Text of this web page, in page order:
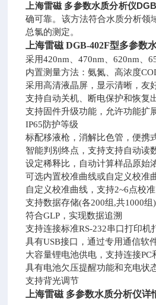
上海雷磁 多参数水质分析仪
确可靠。该方法符合水质分析领
总氯的测定。
上海雷磁DGB-402F型多参数
采用420nm、470nm、620nm、
内置测量方法：氨氮、高浓度
采用高清液晶屏，显示清晰，友
支持自动关机、断电保护和恢复
支持固件升级功能，允许功能扩
IP65防护等级
标配移液枪，消解比色管，便携
智能判别终点，支持支持自动读
设定稀释比，自动计算样品原始
可选内置校准曲线或自定义校准
自定义校准曲线，支持2~6点校准
支持数据存储(各200组,共1000
符合GLP，实现数据追溯
支持连接标准RS-232串口打印机
具有USB接口，通过专用通信软
大容量锂电池供电，支持连接PC
具有电池欠压提醒功能和充电状
支持背光调节
上海雷磁 多参数水质分析仪详